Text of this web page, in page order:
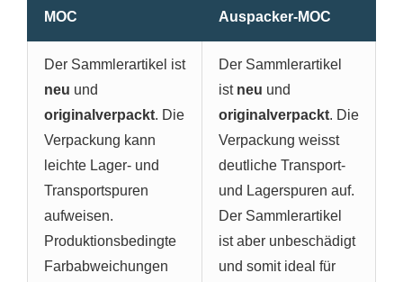
MOC Auspacker-MOC
Der Sammlerartikel ist
neu und
originalverpackt. Die
Verpackung kann
leichte Lager- und
Transportspuren
aufweisen.
Produktionsbedingte
Farbabweichungen
Der Sammlerartikel
ist neu und
originalverpackt. Die
Verpackung weisst
deutliche Transport-
und Lagerspuren auf.
Der Sammlerartikel
ist aber unbeschädigt
und somit ideal für